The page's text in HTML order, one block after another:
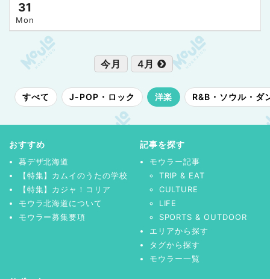
31
Mon
今月 4月
すべて J-POP・ロック 洋楽 R&B・ソウル・ダ
おすすめ
暮デザ北海道
【特集】カムイのうたの学校
【特集】カジャ！コリア
モウラ北海道について
モウラー募集要項
記事を探す
モウラー記事
TRIP & EAT
CULTURE
LIFE
SPORTS & OUTDOOR
エリアから探す
タグから探す
モウラー一覧